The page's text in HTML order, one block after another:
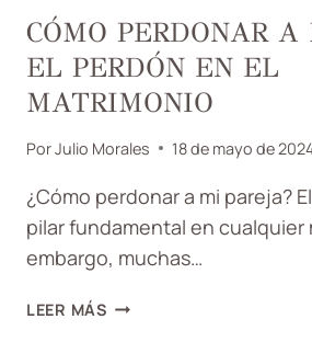
CÓMO PERDONAR A
EL PERDÓN EN EL
MATRIMONIO
PorJulio Morales 18 de mayo de
¿Cómo perdonar a mi pareja?
pilar fundamental en cualquier
embargo, muchas…
LEER MÁSCÓMO